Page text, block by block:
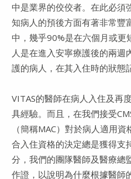
中是業界的佼佼者。在此必須
知病人的預後方面有著非常豐
中，幾乎90%是在六個月或更
人是在進入安寧療護後的兩週
護的病人，在其入住時的狀態
VITAS的醫師在病人入住及再
具經驗。而且，在我們接受
（簡稱MAC）對於病人適用
合入住資格的決定總是獲得支
分，我們的團隊醫師及醫療總
作證，以說明為什麼根據醫師